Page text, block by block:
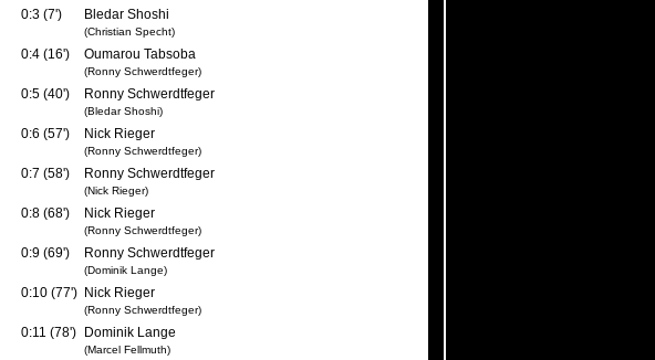
0:3 (7') Bledar Shoshi
(Christian Specht)
0:4 (16') Oumarou Tabsoba
(Ronny Schwerdtfeger)
0:5 (40') Ronny Schwerdtfeger
(Bledar Shoshi)
0:6 (57') Nick Rieger
(Ronny Schwerdtfeger)
0:7 (58') Ronny Schwerdtfeger
(Nick Rieger)
0:8 (68') Nick Rieger
(Ronny Schwerdtfeger)
0:9 (69') Ronny Schwerdtfeger
(Dominik Lange)
0:10 (77') Nick Rieger
(Ronny Schwerdtfeger)
0:11 (78') Dominik Lange
(Marcel Fellmuth)